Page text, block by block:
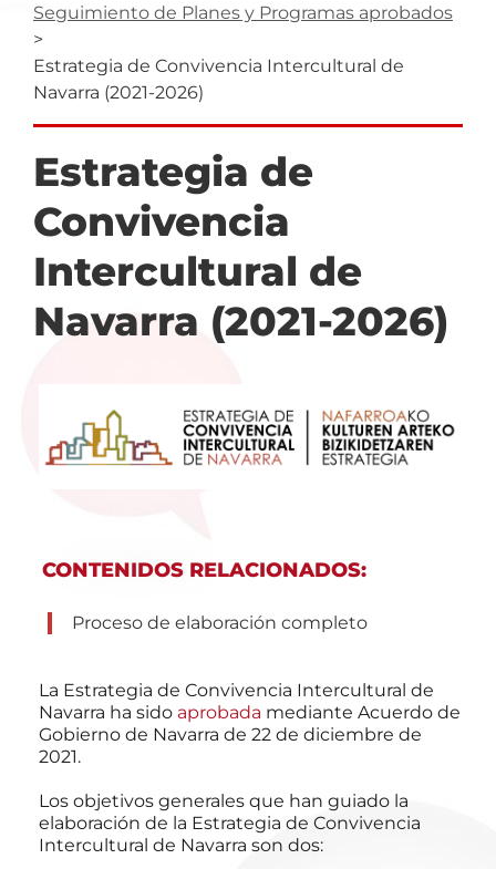
RUTA
DE
NAVEGACIÓN
Seguimiento de Planes y Programas aprobados
Estrategia de Convivencia Intercultural de
Navarra (2021-2026)
Estrategia de
Convivencia
Intercultural de
Navarra (2021-2026)
CONTENIDOS RELACIONADOS:
Proceso de elaboración completo
La Estrategia de Convivencia Intercultural de
Navarra ha sido aprobada mediante Acuerdo de
Gobierno de Navarra de 22 de diciembre de
2021.
Los objetivos generales que han guiado la
elaboración de la Estrategia de Convivencia
Intercultural de Navarra son dos: